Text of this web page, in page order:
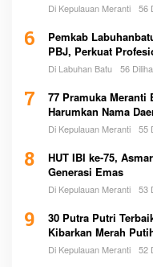
Di Kepulauan Meranti 56
6
Pemkab
PBJ, Perkuat
Pemerintah
Di Labuhan Batu 56
7
77 Pramuka Meranti
Harumkan Nama
Di Kepulauan Meranti 55
8
HUT IBI ke-75,
Generasi Emas
Di Kepulauan Meranti 53
9
30 Putra Putri
Kibarkan Merah
Di Kepulauan Meranti 52